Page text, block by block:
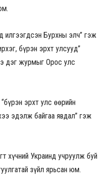
илгээгдсэн Бурхны элч” гэж
бүрэн эрхт улсууд”
дэг журмыг Орос улс
эрхт улс өөрийн
эдэлж байгаа явдал” гэж
хүчний Украинд учруулж буй
зүйл ярьсан юм.